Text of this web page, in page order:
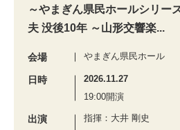
～やまぎん県民ホールシリ
夫 没後10年 ～山形交響楽...
会場 やまぎん県民ホール
日時
2026.11.27
19:00開演
出演
指揮：大井 剛史